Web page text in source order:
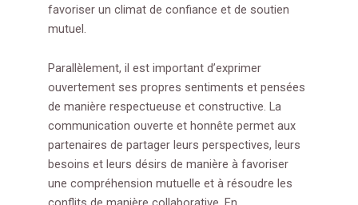
favoriser un climat de confiance et de soutien
mutuel.
Parallèlement, il est important d’exprimer
ouvertement ses propres sentiments et pensées
de manière respectueuse et constructive. La
communication ouverte et honnête permet aux
partenaires de partager leurs perspectives, leurs
besoins et leurs désirs de manière à favoriser
une compréhension mutuelle et à résoudre les